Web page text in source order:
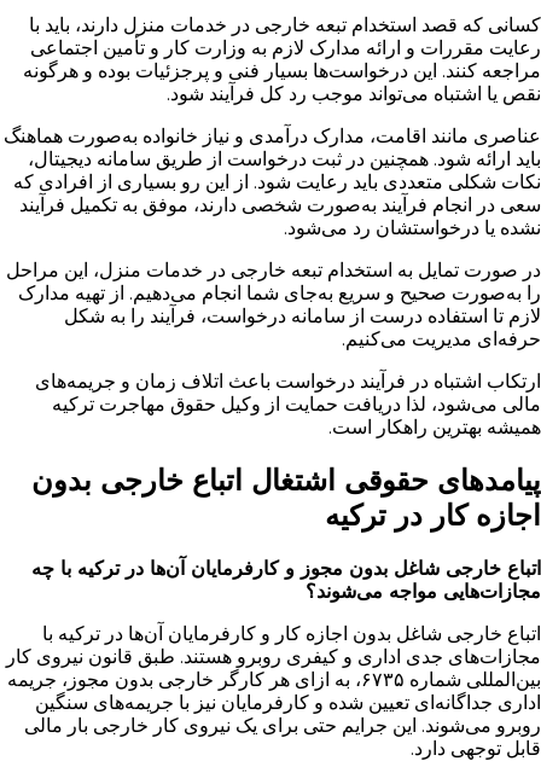
کسانی که قصد استخدام تبعه خارجی در خدمات منزل دارند، باید با
رعایت مقررات و ارائه مدارک لازم به وزارت کار و تأمین اجتماعی
مراجعه کنند. این درخواست‌ها بسیار فنی و پرجزئیات بوده و هرگونه
نقص یا اشتباه می‌تواند موجب رد کل فرآیند شود.
عناصری مانند اقامت، مدارک درآمدی و نیاز خانواده به‌صورت هماهنگ
باید ارائه شود. همچنین در ثبت درخواست از طریق سامانه دیجیتال،
نکات شکلی متعددی باید رعایت شود. از این رو بسیاری از افرادی که
سعی در انجام فرآیند به‌صورت شخصی دارند، موفق به تکمیل فرآیند
نشده یا درخواستشان رد می‌شود.
در صورت تمایل به استخدام تبعه خارجی در خدمات منزل، این مراحل
را به‌صورت صحیح و سریع به‌جای شما انجام می‌دهیم. از تهیه مدارک
لازم تا استفاده درست از سامانه درخواست، فرآیند را به شکل
حرفه‌ای مدیریت می‌کنیم.
ارتکاب اشتباه در فرآیند درخواست باعث اتلاف زمان و جریمه‌های
مالی می‌شود، لذا دریافت حمایت از وکیل حقوق مهاجرت ترکیه
همیشه بهترین راهکار است.
پیامدهای حقوقی اشتغال اتباع خارجی بدون
اجازه کار در ترکیه
اتباع خارجی شاغل بدون مجوز و کارفرمایان آن‌ها در ترکیه با چه
مجازات‌هایی مواجه می‌شوند؟
اتباع خارجی شاغل بدون اجازه کار و کارفرمایان آن‌ها در ترکیه با
مجازات‌های جدی اداری و کیفری روبرو هستند. طبق قانون نیروی کار
بین‌المللی شماره ۶۷۳۵، به ازای هر کارگر خارجی بدون مجوز، جریمه
اداری جداگانه‌ای تعیین شده و کارفرمایان نیز با جریمه‌های سنگین
روبرو می‌شوند. این جرایم حتی برای یک نیروی کار خارجی بار مالی
قابل توجهی دارد.